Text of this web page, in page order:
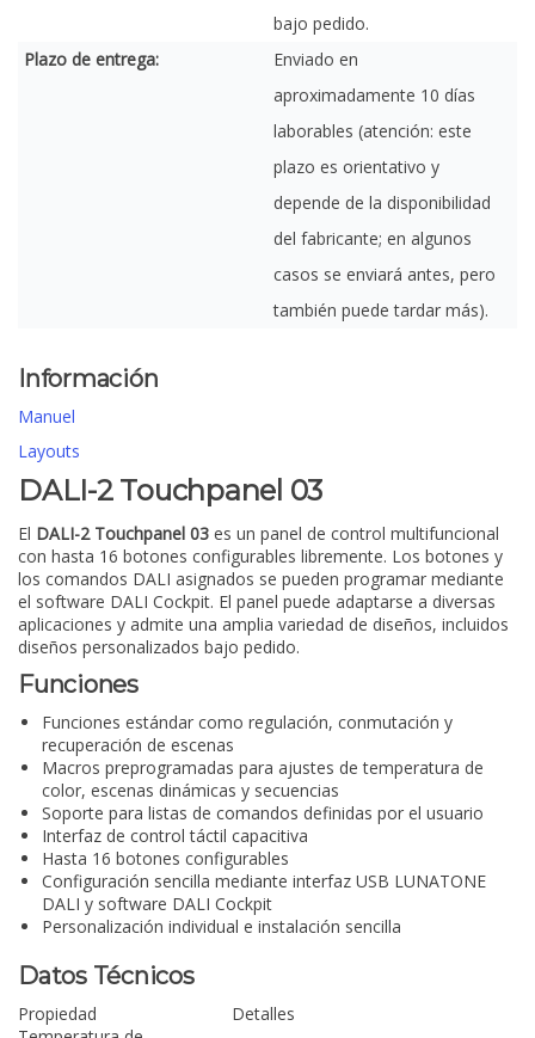
bajo pedido.
Plazo de entrega:
Enviado en
aproximadamente 10 días
laborables (atención: este
plazo es orientativo y
depende de la disponibilidad
del fabricante; en algunos
casos se enviará antes, pero
también puede tardar más).
Información
Manuel
Layouts
DALI-2 Touchpanel 03
El DALI-2 Touchpanel 03 es un panel de control multifuncional
con hasta 16 botones configurables libremente. Los botones y
los comandos DALI asignados se pueden programar mediante
el software DALI Cockpit. El panel puede adaptarse a diversas
aplicaciones y admite una amplia variedad de diseños, incluidos
diseños personalizados bajo pedido.
Funciones
Funciones estándar como regulación, conmutación y
recuperación de escenas
Macros preprogramadas para ajustes de temperatura de
color, escenas dinámicas y secuencias
Soporte para listas de comandos definidas por el usuario
Interfaz de control táctil capacitiva
Hasta 16 botones configurables
Configuración sencilla mediante interfaz USB LUNATONE
DALI y software DALI Cockpit
Personalización individual e instalación sencilla
Datos Técnicos
Propiedad
Detalles